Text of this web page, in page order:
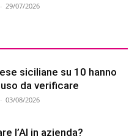
- 29/07/2026
siciliane su 10 hanno
da verificare
- 03/08/2026
l’AI in azienda?